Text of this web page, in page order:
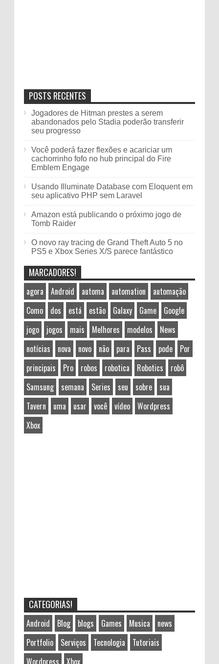
POSTS RECENTES
Jogadores de Hitman prestes a serem
abandonados pelo Stadia poderão transferir
seu progresso
Você poderá fazer flexões e acariciar um
cachorrinho fofo no hub principal do Fire
Emblem Engage
Usando Illuminate Database com Eloquent em
seu aplicativo PHP sem Laravel
Amazon está publicando o próximo jogo de
Tomb Raider
O novo ray tracing de Grand Theft Auto 5 no
PS5 e Xbox Series X/S parece fantástico
MARCADORES!
agora Android automa automation
automação
Como
dos está estão Galaxy Game
Google
jogo
jogos mais Melhores modelos
News
notícias
nova novo não para Pass pode
Por
principais
Pro robos robotica Robotics
robô
Samsung
semana Series seu sobre
sua
Tavern
uma usar você vídeo
Wordpress
Xbox
CATEGORIAS!
Android Blog blogs Games Musica
news
Portfolio
Serviços Tecnologia
Tutoriais